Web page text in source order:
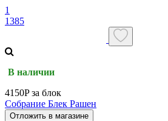
1
1385
В наличии
4150P за блок
Собрание Блек Рашен
Отложить в магазине